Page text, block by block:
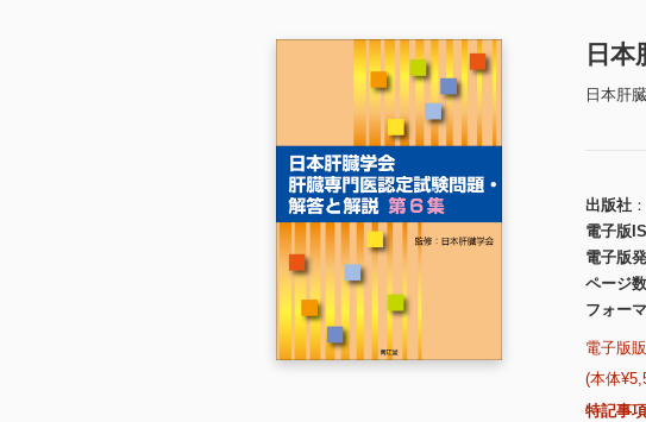
日本
日本肝
出版社
電子版
電子版
ページ数
フォー
電子版
(本体
特記事項